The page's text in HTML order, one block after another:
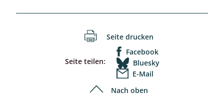
Seite drucken
Seite teilen:
Facebook
Bluesky
E-Mail
Nach oben